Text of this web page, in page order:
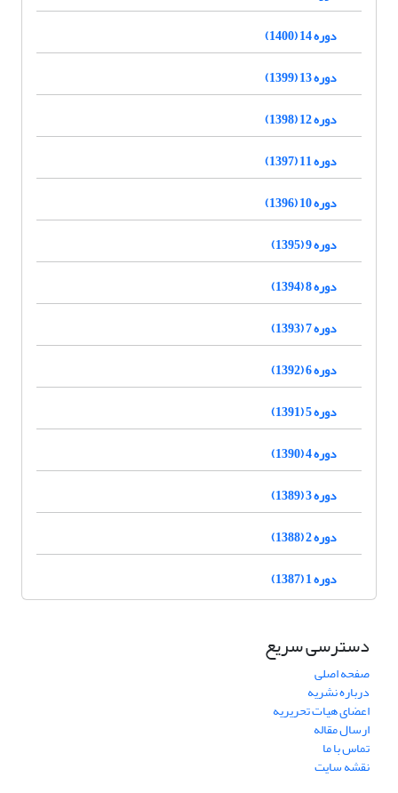
دوره 14 (1400)
دوره 13 (1399)
دوره 12 (1398)
دوره 11 (1397)
دوره 10 (1396)
دوره 9 (1395)
دوره 8 (1394)
دوره 7 (1393)
دوره 6 (1392)
دوره 5 (1391)
دوره 4 (1390)
دوره 3 (1389)
دوره 2 (1388)
دوره 1 (1387)
دسترسی سریع
صفحه اصلی
درباره نشریه
اعضای هیات تحریریه
ارسال مقاله
تماس با ما
نقشه سایت